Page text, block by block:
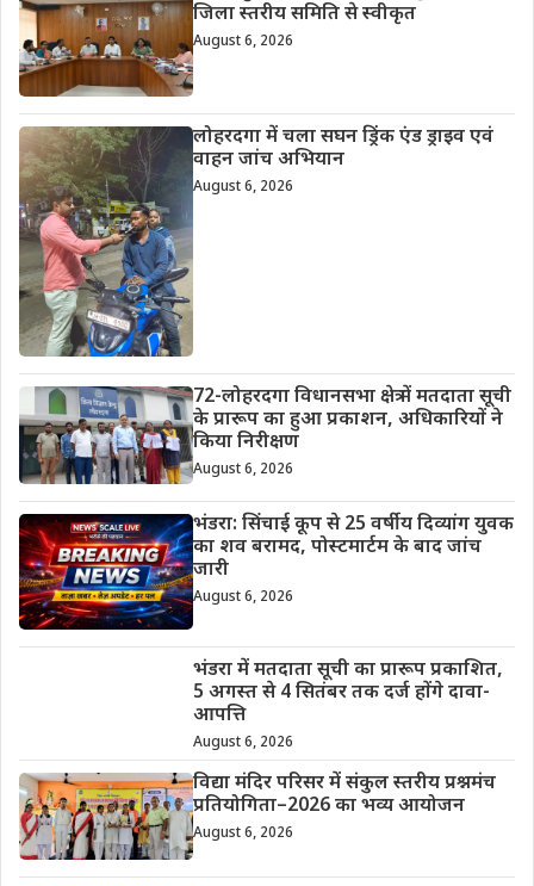
जिला स्तरीय समिति से स्वीकृत
August 6, 2026
लोहरदगा में चला सघन ड्रिंक एंड ड्राइव एवं
वाहन जांच अभियान
August 6, 2026
72-लोहरदगा विधानसभा क्षेत्र में मतदाता सूची
के प्रारूप का हुआ प्रकाशन, अधिकारियों ने
किया निरीक्षण
August 6, 2026
भंडरा: सिंचाई कूप से 25 वर्षीय दिव्यांग युवक
का शव बरामद, पोस्टमार्टम के बाद जांच
जारी
August 6, 2026
भंडरा में मतदाता सूची का प्रारूप प्रकाशित,
5 अगस्त से 4 सितंबर तक दर्ज होंगे दावा-
आपत्ति
August 6, 2026
विद्या मंदिर परिसर में संकुल स्तरीय प्रश्नमंच
प्रतियोगिता–2026 का भव्य आयोजन
August 6, 2026